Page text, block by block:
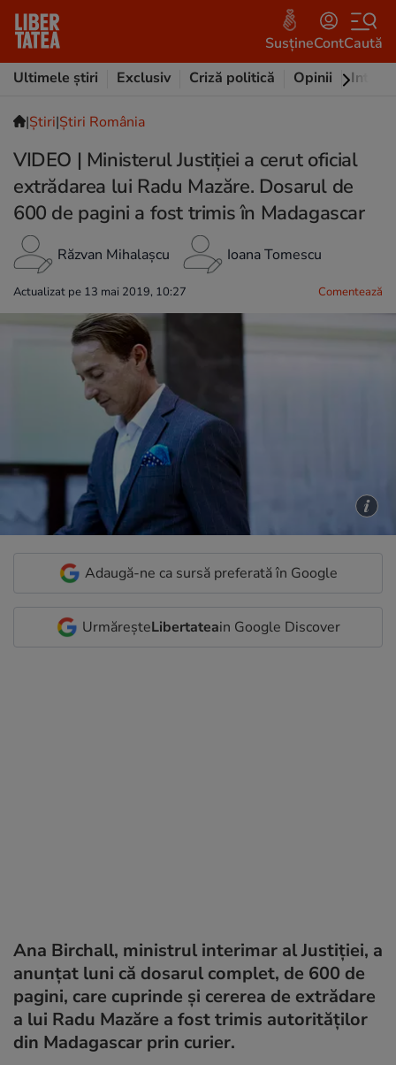
SusțineContCaută
Ultimele știri
Exclusiv Criză politică Opinii
|Ştiri|Știri România
VIDEO | Ministerul Justiției a cerut oficial
extrădarea lui Radu Mazăre. Dosarul de
600 de pagini a fost trimis în Madagascar
Răzvan Mihalașcu Ioana Tomescu
Actualizat pe 13 mai 2019, 10:27 Comentează
Adaugă-ne ca sursă preferată în Google
UrmăreșteLibertateain Google Discover
Ana Birchall, ministrul interimar al Justiției, a
anunțat luni că dosarul complet, de 600 de
pagini, care cuprinde și cererea de extrădare
a lui Radu Mazăre a fost trimis autorităților
din Madagascar prin curier.